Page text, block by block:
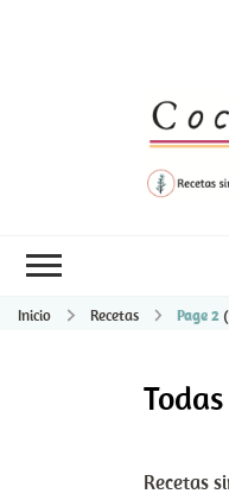
Inicio Recetas Page 2
Recetas